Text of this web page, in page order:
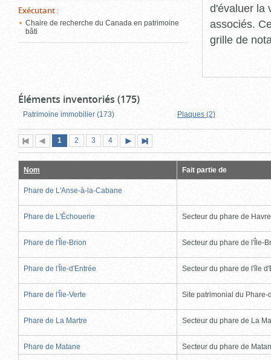
Exécutant :
Chaire de recherche du Canada en patrimoine
bâti
d'évaluer la
associés.
grille de
Éléments inventoriés (175)
Patrimoine immobilier (173) Plaques (2)
Première
page
Page
précédente
Page
1 (page
actuelle)
Page
2 Page
3 Page
4
suivante
page
Nom Fait partie de
Phare de L'Anse-à-la-Cabane
Phare de L'Échouerie Secteur du phare de
Phare de l'Île-Brion Secteur du phare de l'Île-
Phare de l'Île-d'Entrée Secteur du phare de l'île
Phare de l'Île-Verte Site patrimonial du Phare-
Phare de La Martre Secteur du phare de La
Phare de Matane Secteur du phare de